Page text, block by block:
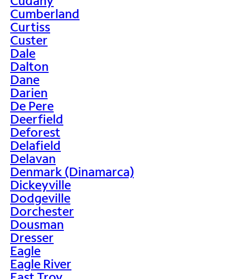
Cumberland
Curtiss
Custer
Dale
Dalton
Dane
Darien
De Pere
Deerfield
Deforest
Delafield
Delavan
Denmark (Dinamarca)
Dickeyville
Dodgeville
Dorchester
Dousman
Dresser
Eagle
Eagle River